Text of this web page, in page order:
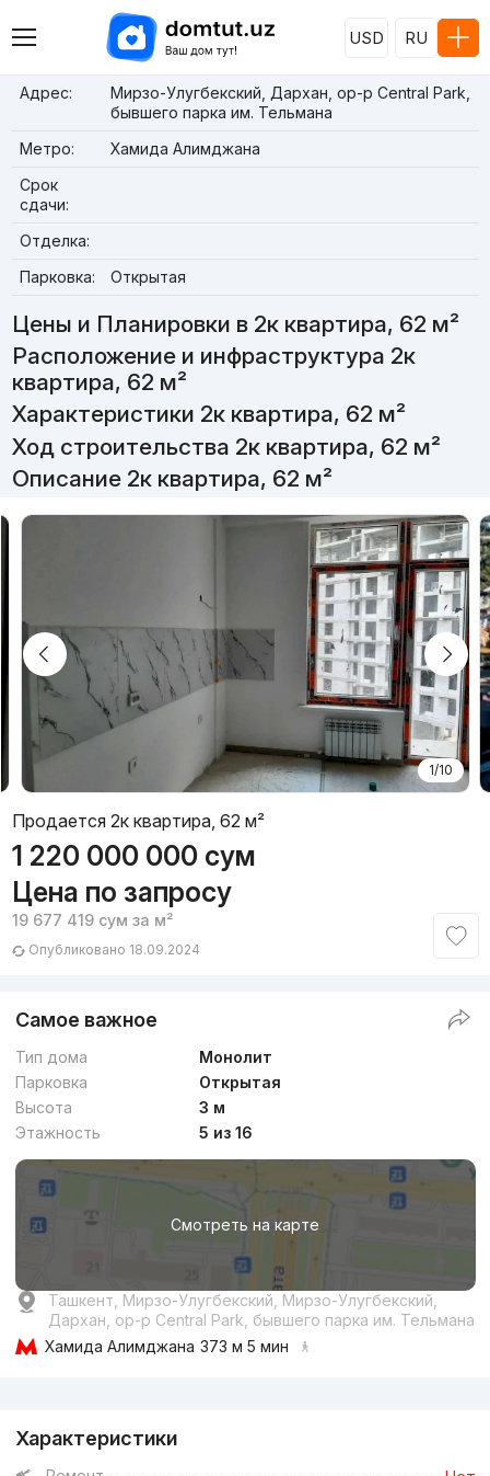
USD RU
Адрес:
Мирзо-Улугбекский, Дархан, ор-р Central Park,
бывшего парка им. Тельмана
Метро:
Хамида Алимджана
Срок
сдачи:
Отделка:
Парковка:
Открытая
Цены и Планировки в 2к квартира, 62 м²
Расположение и инфраструктура 2к
квартира, 62 м²
Характеристики 2к квартира, 62 м²
Ход строительства 2к квартира, 62 м²
Описание 2к квартира, 62 м²
1/10
Продается 2к квартира, 62 м²
1 220 000 000 сум
Цена по запросу
19 677 419 сум за м²
Опубликовано 18.09.2024
Самое важное
Тип дома
Монолит
Парковка
Открытая
Высота
3 м
Этажность
5 из 16
Смотреть на карте
Ташкент, Мирзо-Улугбекский, Мирзо-Улугбекский,
Дархан, ор-р Central Park, бывшего парка им. Тельмана
Хамида Алимджана 373 м 5 мин
Характеристики